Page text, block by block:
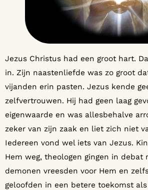
Jezus Christus had een groot hart.
in. Zijn naastenliefde was zo groot
vijanden erin pasten. Jezus kende
zelfvertrouwen. Hij had geen laag
eigenwaarde en was allesbehalve
zeker van zijn zaak en liet zich niet
Iedereen vond wel iets van Jezus.
Hem weg, theologen gingen in debat
demonen vreesden voor Hem en
geloofden in een betere toekomst